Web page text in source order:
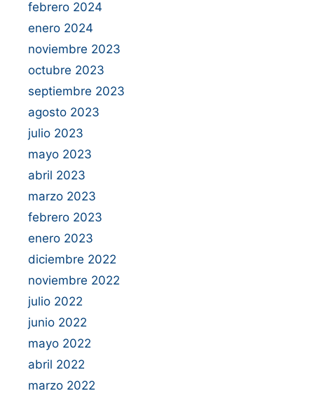
febrero 2024
enero 2024
noviembre 2023
octubre 2023
septiembre 2023
agosto 2023
julio 2023
mayo 2023
abril 2023
marzo 2023
febrero 2023
enero 2023
diciembre 2022
noviembre 2022
julio 2022
junio 2022
mayo 2022
abril 2022
marzo 2022